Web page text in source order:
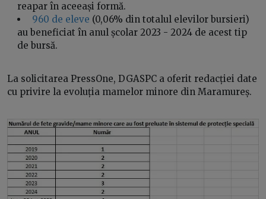
reapar în aceeași formă.
960 de eleve (0,06% din totalul elevilor bursieri)
au beneficiat în anul școlar 2023 - 2024 de acest tip
de bursă.
La solicitarea PressOne, DGASPC a oferit redacției date
cu privire la evoluția mamelor minore din Maramureș.